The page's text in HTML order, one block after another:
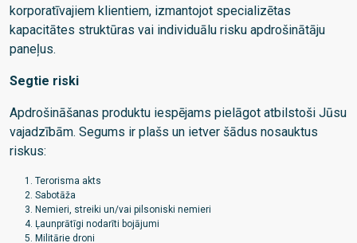
korporatīvajiem klientiem, izmantojot specializētas
kapacitātes struktūras vai individuālu risku apdrošinātāju
paneļus.
Segtie riski
Apdrošināšanas produktu iespējams pielāgot atbilstoši Jūsu
vajadzībām. Segums ir plašs un ietver šādus nosauktus
riskus:
Terorisma akts
Sabotāža
Nemieri, streiki un/vai pilsoniski nemieri
Ļaunprātīgi nodarīti bojājumi
Militārie droni